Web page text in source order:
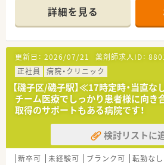
床36床、療養病床105床)
■平日のみの勤務で土日祝休み！17：
し、
お子様がいらっしゃる薬剤師様にも
■薬剤師は常勤9名が在籍しています
■基本的には病院間でのご異動はござ
合もご相談の上で決定となります。
＜業務内容＞
■調剤業務、服薬指導、薬剤情報の提
＜教育・研修の環境＞
■毎年多くの新卒薬剤師様もいらっ
ける環境が整っています。
実務実習指導薬剤師も在籍！未経験
詳細を見る
更新日： 2026/07/21 薬剤師求人ID：
正社員
病院・クリニック
【磯子区/磯子駅】≪17時定時・当直な
チーム医療でしっかり患者様に向き
取得のサポートもある病院です！
検討リストに
新卒可 未経験可 ブランク可 転勤なし